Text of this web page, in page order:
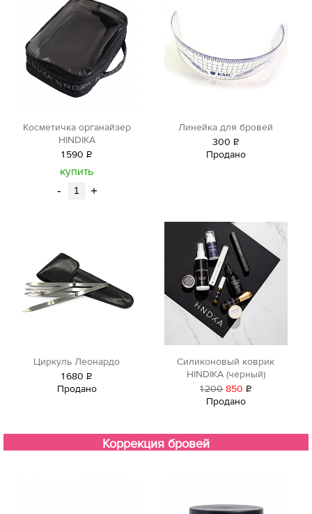
Косметичка органайзер
HINDIKA
1 590 Р
уб.
купить
- +
Линейка для бровей
300 Р
уб.
Продано
Циркуль Леонардо
1680 Р
уб.
Продано
Силиконовый коврик
HINDIKA (черный)
1200 850 Р
Продано
Коррекция бровей